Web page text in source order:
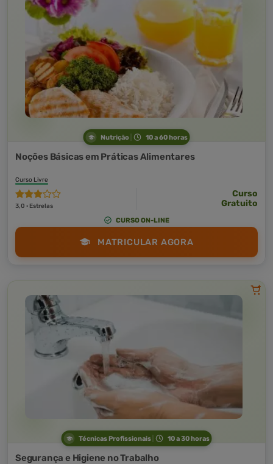
Nutrição 10 a 60 horas
Noções Básicas em Práticas Alimentares
Curso Livre
3,0 · Estrelas
Curso
Gratuito
CURSO ON-LINE
MATRICULAR AGORA
Técnicas Profissionais 10 a 30 horas
Segurança e Higiene no Trabalho